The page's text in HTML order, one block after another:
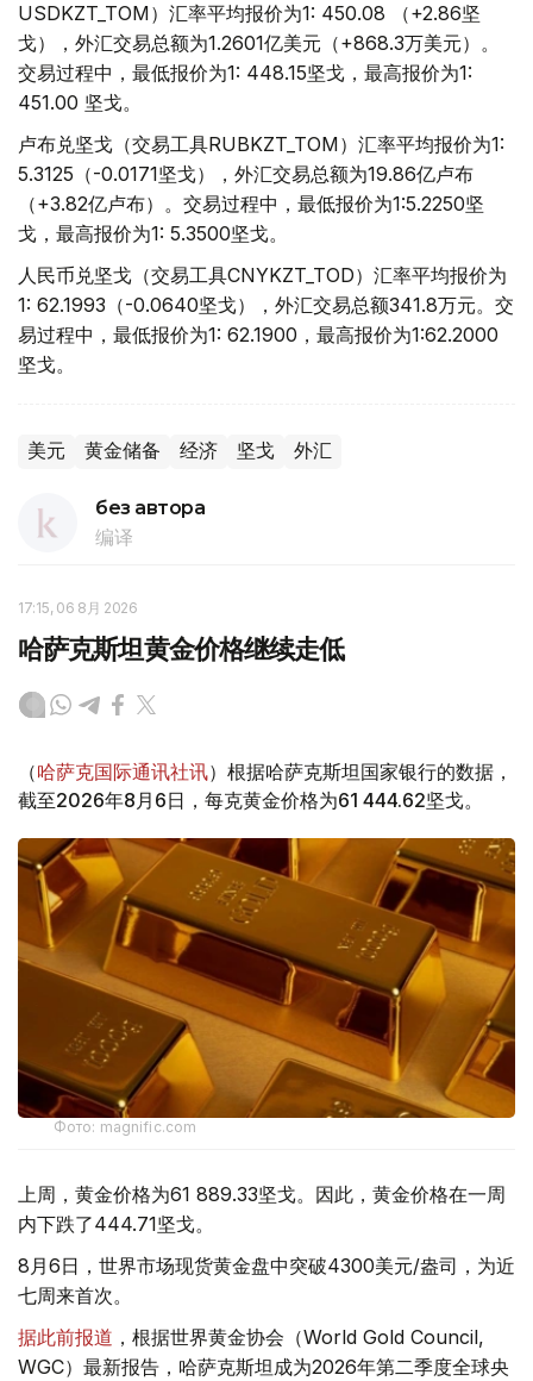
USDKZT_TOM）汇率平均报价为1: 450.08 （+2.86坚
戈），外汇交易总额为1.2601亿美元（+868.3万美元）。
交易过程中，最低报价为1: 448.15坚戈，最高报价为1:
451.00 坚戈。
卢布兑坚戈（交易工具RUBKZT_TOM）汇率平均报价为1:
5.3125（-0.0171坚戈），外汇交易总额为19.86亿卢布
（+3.82亿卢布）。交易过程中，最低报价为1:5.2250坚
戈，最高报价为1: 5.3500坚戈。
人民币兑坚戈（交易工具CNYKZT_TOD）汇率平均报价为
1: 62.1993（-0.0640坚戈），外汇交易总额341.8万元。交
易过程中，最低报价为1: 62.1900，最高报价为1:62.2000
坚戈。
美元 黄金储备 经济 坚戈 外汇
без автора
编译
17:15, 06 8月 2026
哈萨克斯坦黄金价格继续走低
（哈萨克国际通讯社讯）根据哈萨克斯坦国家银行的数据，
截至2026年8月6日，每克黄金价格为61 444.62坚戈。
Фото: magnific.com
上周，黄金价格为61 889.33坚戈。因此，黄金价格在一周
内下跌了444.71坚戈。
8月6日，世界市场现货黄金盘中突破4300美元/盎司，为近
七周来首次。
据此前报道 ，根据世界黄金协会（World Gold Council,
WGC）最新报告，哈萨克斯坦成为2026年第二季度全球央